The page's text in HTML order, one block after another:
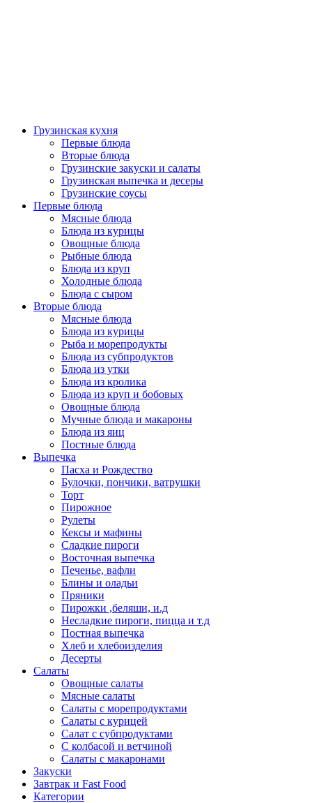
Грузинская кухня
Первые блюда
Вторые блюда
Грузинские закуски и салаты
Грузинская выпечка и десеры
Грузинские соусы
Первые блюда
Мясные блюда
Блюда из курицы
Овощные блюда
Рыбные блюда
Блюда из круп
Холодные блюда
Блюда с сыром
Вторые блюда
Мясные блюда
Блюда из курицы
Рыба и морепродукты
Блюда из субпродуктов
Блюда из утки
Блюда из кролика
Блюда из круп и бобовых
Овощные блюда
Мучные блюда и макароны
Блюда из яиц
Постные блюда
Выпечка
Пасха и Рождество
Булочки, пончики, ватрушки
Торт
Пирожное
Рулеты
Кексы и мафины
Сладкие пироги
Восточная выпечка
Печенье, вафли
Блины и оладьи
Пряники
Пирожки ,беляши, и.д
Несладкие пироги, пицца и т.д
Постная выпечка
Хлеб и хлебоизделия
Десерты
Салаты
Овощные салаты
Мясные салаты
Салаты с морепродуктами
Салаты с курицей
Салат с субпродуктами
С колбасой и ветчиной
Салаты с макаронами
Закуски
Завтрак и Fast Food
Категории